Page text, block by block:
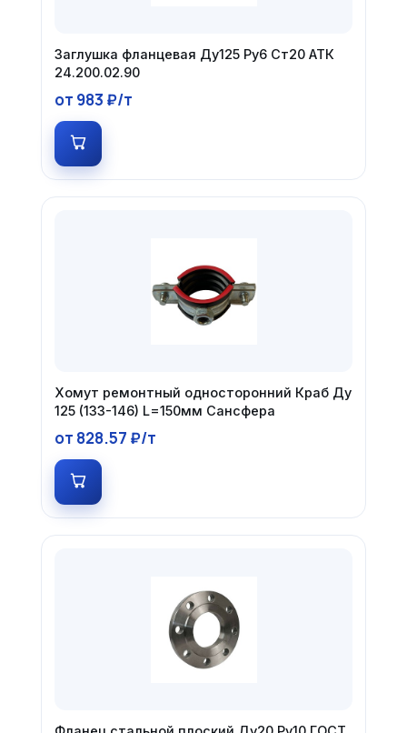
Заглушка фланцевая Ду125 Ру6 Ст20 АТК
24.200.02.90
от 983 ₽/т
Хомут ремонтный односторонний Краб Ду
125 (133-146) L=150мм Сансфера
от 828.57 ₽/т